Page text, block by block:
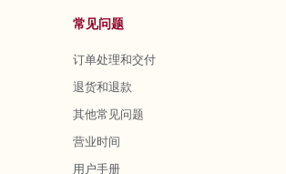
常见问题
订单处理和交付
退货和退款
其他常见问题
营业时间
用户手册